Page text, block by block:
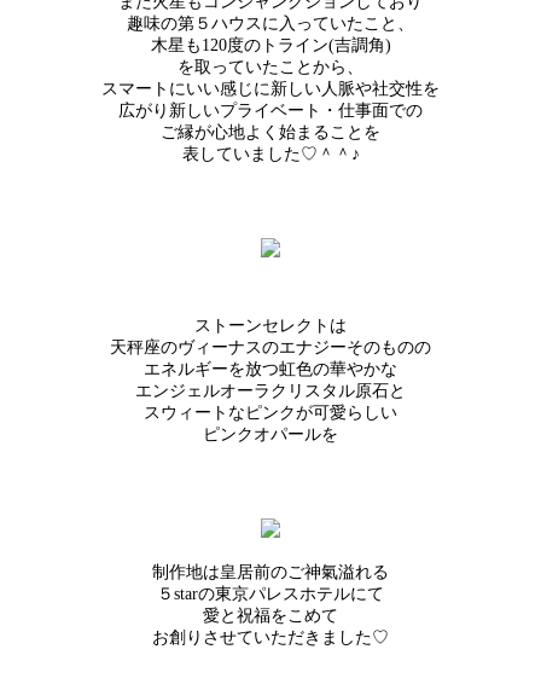
趣味の第５ハウスに入っていたこと、
木星も120度のトライン(吉調角)
を取っていたことから、
スマートにいい感じに新しい人脈や社交性を
広がり新しいプライベート・仕事面での
ご縁が心地よく始まることを
表していました♡＾＾♪
ストーンセレクトは
天秤座のヴィーナスのエナジーそのものの
エネルギーを放つ虹色の華やかな
エンジェルオーラクリスタル原石と
スウィートなピンクが可愛らしい
ピンクオパールを
制作地は皇居前のご神氣溢れる
５starの東京パレスホテルにて
愛と祝福をこめて
お創りさせていただきました♡